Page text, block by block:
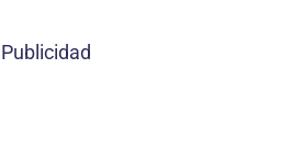
Publicidad